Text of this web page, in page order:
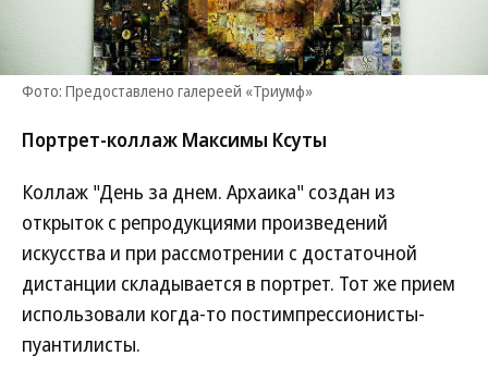
Фото: Предоставлено галереей «Триумф»
Портрет-коллаж Максимы Ксуты
Коллаж "День за днем. Архаика" создан из
открыток с репродукциями произведений
искусства и при рассмотрении с достаточной
дистанции складывается в портрет. Тот же прием
использовали когда-то постимпрессионисты-
пуантилисты.